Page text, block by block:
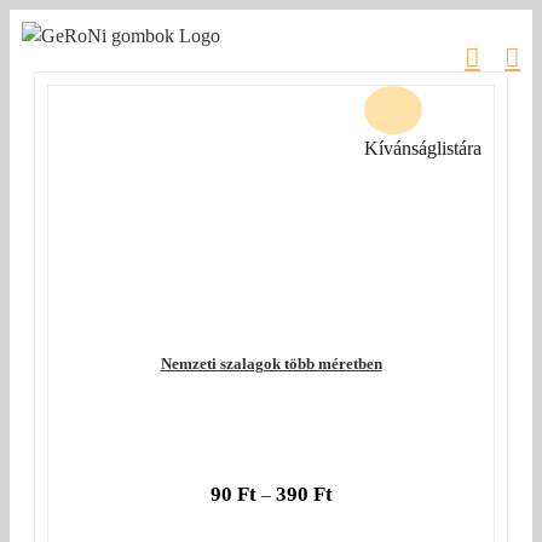
Kihagyás
Nemzeti szalagok több méretben
90 Ft– 390 Ft
Kívánságlistára